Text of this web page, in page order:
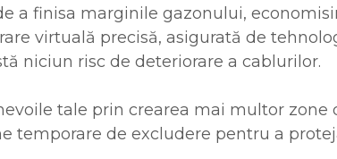
a finisa marginile gazonului,
virtuală precisă, asigurată de
niciun risc de deteriorare a cablurilor.
tale prin crearea mai multor
temporare de excludere pentru a